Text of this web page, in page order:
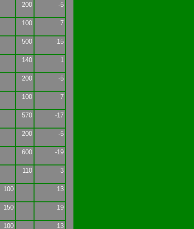
200 -5
100 7
500 -15
140 1
200 -5
100 7
570 -17
200 -5
600 -19
110 3
100 13
150 19
100 13